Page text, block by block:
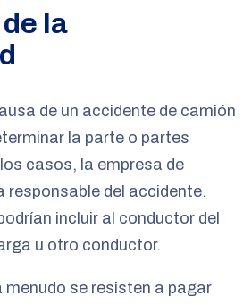
la
de un accidente de camión
la parte o partes
casos, la empresa de
del accidente.
incluir al conductor del
u otro conductor.
se resisten a pagar